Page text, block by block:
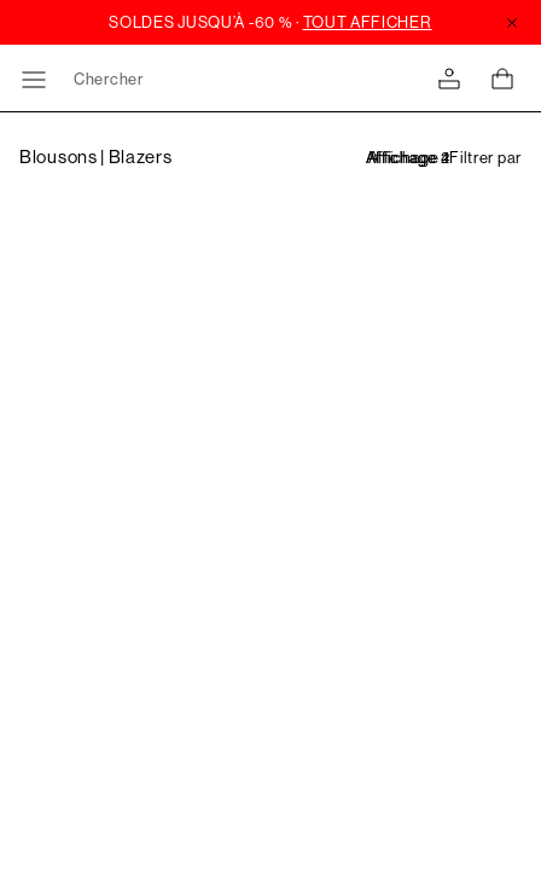
Chercher
Blousons | Blazers Filtrer par